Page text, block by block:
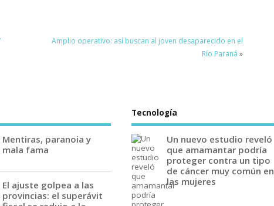
Amplio operativo: así buscan al joven desaparecido en el
Río Paraná »
Mentiras, paranoia y
mala fama
El ajuste golpea a las
provincias: el superávit
Tecnología
Un nuevo estudio reveló
que amamantar podría
proteger contra un tipo
de cáncer muy común en
las mujeres